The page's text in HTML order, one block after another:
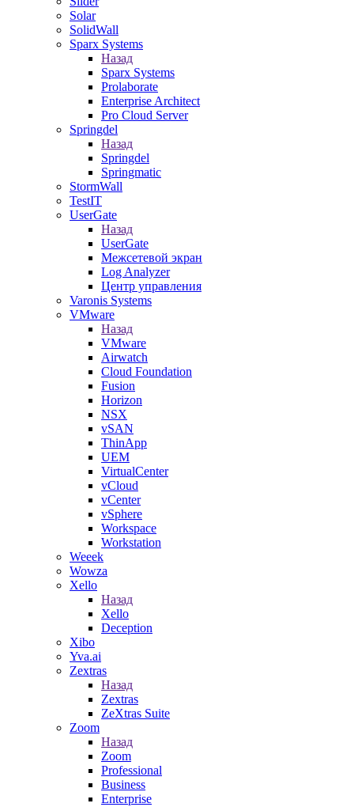
Solar
SolidWall
Sparx Systems
Назад
Sparx Systems
Prolaborate
Enterprise Architect
Pro Cloud Server
Springdel
Назад
Springdel
Springmatic
StormWall
TestIT
UserGate
Назад
UserGate
Межсетевой экран
Log Analyzer
Центр управления
Varonis Systems
VMware
Назад
VMware
Airwatch
Cloud Foundation
Fusion
Horizon
NSX
vSAN
ThinApp
UEM
VirtualCenter
vCloud
vCenter
vSphere
Workspace
Workstation
Weeek
Wowza
Xello
Назад
Xello
Deception
Xibo
Yva.ai
Zextras
Назад
Zextras
ZeXtras Suite
Zoom
Назад
Zoom
Professional
Business
Enterprise